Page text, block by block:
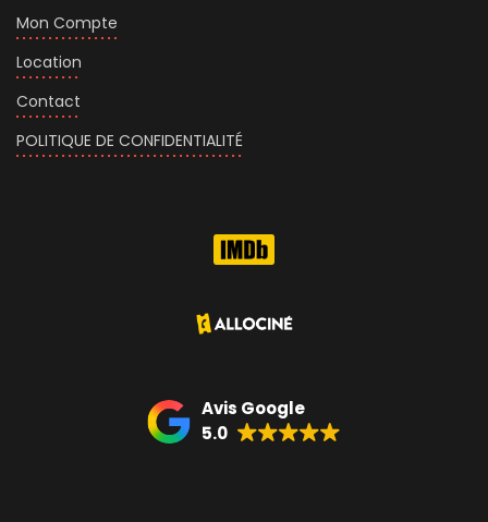
Mon Compte
Location
Contact
POLITIQUE DE CONFIDENTIALITÉ
Avis Google
5.0